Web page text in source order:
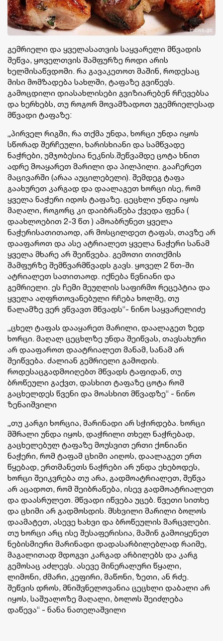
გემრიელი და ყველასათვის საყვარელი მწვადის
შეწვა, ყოველთვის შამფურზე როდი არის
ხელმისაწვდომი. რა გავაკეთოთ მაშინ, როდესაც
მისი მომზადება სახლში, ტაფაზე გვიწევს.
გამოცდილი დიასახლისები გვიზიარებენ რჩევებსა
და ხერხებს, თუ როგორ მოვამზადოთ უგემრიელესად
მწვადი ტაფაზე:
„პირველ რიგში, რა თქმა უნდა, ხორცი უნდა იყოს
სწორად შერჩეული, ხარისხიანი და სამწვადე
ნაჭრები, უმჯობესია ნეკნის.შეწვამდე ცოტა ხნით
ადრე მოაყარეთ მარილი და პილპილი. გააჩერეთ
მაცივარში (არაა აუცილებელი). შემდეგ ტაფა
გაახურეთ კარგად და დაალაგეთ ხორცი ისე, რომ
ყველა ნაჭერი იდოს ტაფაზე. ცეცხლი უნდა იყოს
მაღალი, როგორც კი დაიბრაწება ქვედა ფენა (
დაახლოებით 2-3 წთ ) ამოაბრუნეთ ყველა
ნაჭერისათითაოდ, არ მოსცილდეთ ტაფას, თავზე არ
დააფაროთ და ასე ატრიალეთ ყველა ნაჭერი სანამ
ყველა მხარე არ შეიწვება. გემოთი თითქმის
შამფურზე შემწვარმწვადს გავს. ყოველ 2 წთ-ში
ატრიალეთ სათითაოდ. იქნება წვნიანი და
გემრიელი. ეს ჩემი მეუღლის საფირმო რეცეპტია და
ყველა აღფრთოვანებული რჩება ხოლმე, თუ
წალამზე ვერ ვწვავთ მწვადს“- ნინო საყვარელიძე
„ცხელ ტაფას დააყარეთ მარილი, დაალაგეთ ზედ
ხორცი. მაღალ ცეცხლზე უნდა შეიწვას, თავსახური
არ დააფაროთ დაატრიალეთ მანამ, სანამ არ
შეიწვება. ძალიან გემრიელი გამოდის.
როდესაცგადმოიღებთ მწვადს ტაფიდან, თუ
ბროწეული გაქვთ, დასხით ტაფაზე ცოტა რომ
გაცხელდეს წვენი და მოასხით მწვადზე“ - ნინო
ზენაიშვილი
„თუ კარგი ხორცია, მარინადი არ სჭირდება. ხორცი
მშრალი უნდა იყოს, დაჭრილი თხელ ნაჭრებად,
გაცხელებულ ტაფაზე მოუსვით ერთი ქონიანი
ნაჭერი, რომ ტაფამ ცხიმი აიღოს, დაალაგეთ ერთ
წყებად, ერთმანეთს ნაჭრები არ უნდა ეხებოდეს,
ხორცი შეიკვრება თუ არა, გადმოატრიალეთ, შეწვა
არ აცადოთ, რომ შეიბრაწება, ისევ გადმოატრიალეთ
და დაასრულეთ. მწვადი იწვება უცებ. წვეთი სითხე
და ცხიმი არ გადმოსდის. მსხვილი მარილი ბოლოს
დაამატეთ, ასევე ხახვი და ბროწეულის მარცვლები.
თუ ხორცი არც ისე შესაფერისია, მაშინ გამოიყენეთ
ნებისმიერი მარინადი დადასარბილებლად რაიმე,
მაგალითად მდოგვი კარგად არბილებს და კარგ
გემოსაც აძლევს. ასევე მინერალური წყალი,
ლიმონი, ძმარი, კეფირი, მაწონი, ზეთი, ან რძე.
შეწვის დროს, მნიშვნელოვანია ცეცხლი დაბალი არ
იყოს, საშუალოზე მაღალი, ბოლოს შეიძლება
დაწევა“ - ნანა ნათელაშვილი